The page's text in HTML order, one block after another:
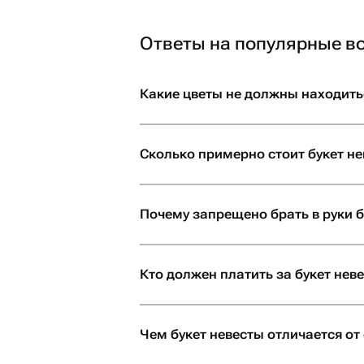
Волгограде?
большинстве случаев девушке
аксессуаром. В таком случае букет
молочный, розовый. Другие
полевые цветы, маргаритки, фрезии
Примеряем букет
Ответы на популярные
Какие цветы не должны
Сколько примерно стоит букет
Почему запрещено брать в руки
Кто должен платить за букет
Чем букет невесты отличается